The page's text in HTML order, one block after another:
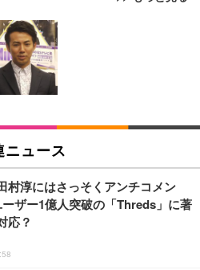
ィスチェア 椅子 テレワーク 疲れな
ームレスト コンパクト 約105度ロッ
椅子 360度回転 座面昇降 強化ナイロ
気性メッシュ 在宅ワーク H-WY01
)
フィスチェア／デスクチェア メッシ
学 疲れない ブラック
チェア デスクチェア 疲れない テレ
化バックレスト 30度ロッキング機
腰サポート 90度跳ね上げ式アーム
レスト ハンガー付き 高反発クッシ
向けプレミアムモニター | FlexScan
31.5型4K UHD・USB Type-C・ホワ
けプレミアムモニター | FlexScan
ーミングモニター DualSense 充電
ZDM1J）
ック ペットシーツ 薄型 レギュラー 1
料 ホワイト 300枚
ク ペットシーツ 厚型 ワイド 42枚
イト(吸収面:ライトブルー)
フ ネオ・オムツ L 中型犬用 26枚入
ニュース
村淳にはさっそくアンチコメン
ーザー1億人突破の「Threds」に著
応？